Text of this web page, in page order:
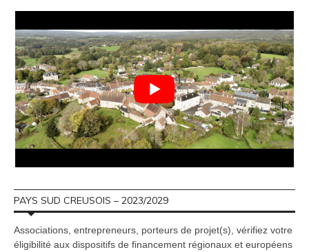
PAYS SUD CREUSOIS – 2023/2029
Associations, entrepreneurs, porteurs de projet(s), vérifiez votre
éligibilité aux dispositifs de financement régionaux et européens